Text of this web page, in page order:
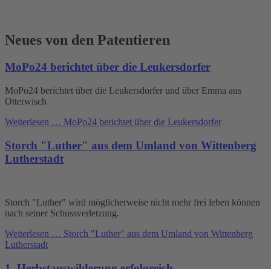
Neues von den Patentieren
MoPo24 berichtet über die Leukersdorfer
MoPo24 berichtet über die Leukersdorfer und über Emma aus
Otterwisch
Weiterlesen … MoPo24 berichtet über die Leukersdorfer
Storch "Luther" aus dem Umland von Wittenberg
Lutherstadt
Storch "Luther" wird möglicherweise nicht mehr frei leben können
nach seiner Schussverletzung.
Weiterlesen … Storch "Luther" aus dem Umland von Wittenberg
Lutherstadt